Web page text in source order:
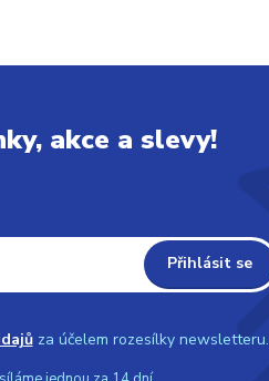
akce a slevy!
Přihlásit se
za účelem rozesílky newsletteru.